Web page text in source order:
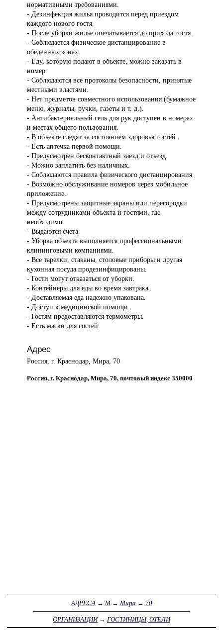
нормативными требованиями.
- Дезинфекция жилья проводится перед приездом
каждого нового гостя.
- После уборки жилье опечатывается до прихода гостя.
- Соблюдается физическое дистанцирование в
обеденных зонах.
- Еду, которую подают в объекте, можно заказать в
номер.
- Соблюдаются все протоколы безопасности, принятые
местными властями.
- Нет предметов совместного использования (бумажное
меню, журналы, ручки, газеты и т. д.).
- Антибактериальный гель для рук доступен в номерах
и местах общего пользования.
- В объекте следят за состоянием здоровья гостей.
- Есть аптечка первой помощи.
- Предусмотрен бесконтактный заезд и отъезд.
- Можно заплатить без наличных.
- Соблюдаются правила физического дистанцирования.
- Возможно обслуживание номеров через мобильное
приложение.
- Предусмотрены защитные экраны или перегородки
между сотрудниками объекта и гостями, где
необходимо.
- Выдаются счета.
- Уборка объекта выполняется профессиональными
клининговыми компаниями.
- Все тарелки, стаканы, столовые приборы и другая
кухонная посуда продезинфицированы.
- Гости могут отказаться от уборки.
- Контейнеры для еды во время завтрака.
- Доставляемая еда надежно упакована.
- Доступ к медицинской помощи.
- Гостям предоставляются термометры.
- Есть маски для гостей.
Адрес
Россия, г. Краснодар, Мира, 70
Россия, г. Краснодар, Мира, 70, почтовый индекс 350000
АДРЕСА→ М→ Мира → 70
ОРГАНИЗАЦИИ→ ГОСТИНИЦЫ, ОТЕЛИ